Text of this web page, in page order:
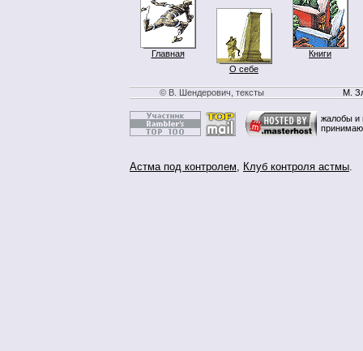
Главная
О себе
Книги
© В. Шендерович, тексты М.
жалобы и
Астма под контролем, Клуб контроля астмы.